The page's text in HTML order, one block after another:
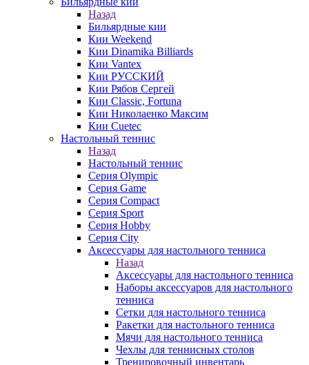
Назад
Бильярдные кии
Кии Weekend
Кии Dinamika Billiards
Кии Vantex
Кии РУССКИЙ
Кии Рябов Сергей
Кии Classic, Fortuna
Кии Николаенко Максим
Кии Cuetec
Настольный теннис
Назад
Настольный теннис
Серия Olympic
Серия Game
Серия Compact
Серия Sport
Серия Hobby
Серия City
Аксессуары для настольного тенниса
Назад
Аксессуары для настольного тенниса
Наборы аксессуаров для настольного
тенниса
Сетки для настольного тенниса
Ракетки для настольного тенниса
Мячи для настольного тенниса
Чехлы для теннисных столов
Тренировочный инвентарь